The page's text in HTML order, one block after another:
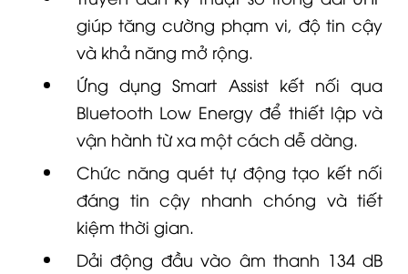
giúp tăng cường phạm vi, độ tin cậy
và khả năng mở rộng.
Ứng dụng Smart Assist kết nối qua
Bluetooth Low Energy để thiết lập và
vận hành từ xa một cách dễ dàng.
Chức năng quét tự động tạo kết nối
đáng tin cậy nhanh chóng và tiết
kiệm thời gian.
Dải động đầu vào âm thanh 134 dB